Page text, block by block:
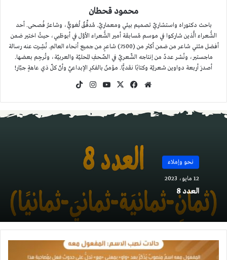
محمود قحطان
باحث دكتوراه واستشاريّ تصميم بيئي ومعماريّ. مُدقِّقٌ لُغويٌّ، وشاعرُ فُصحى. أحد
الشُّعراء الَّذين شاركوا في موسم مُسابقة أمير الشُّعراء الأوّل في أبوظبي، حيثُ اختير ضمن
أفضل مئتي شاعر من ضمن أكثر من (7500) شاعرٍ من جميع أنحاء العالم. نُشِرت عنه رسالة
ماجستير، ونُشر عددٌ من إنتاجه الشّعريّ في الصّحفِ المحليّة والعربيّة، وتُرجِم بعضها.
أصدرَ أربعة دواوين شعريّة وكتابًا نقديًّا. مؤمنٌ بالفكرِ الإبداعيّ وأنّ كلّ ذي عاهةٍ جبّار!
موقع
فيسبوك
‫X
‫YouTubeانستقرام
نحو وإملاء
12 مايو، 2023
العدد 8
حالات
نصب